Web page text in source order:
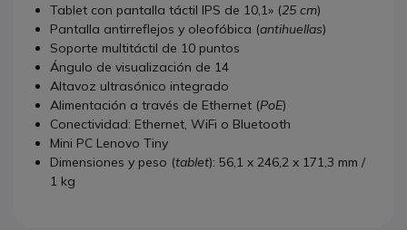
Tablet con pantalla táctil IPS de 10,1» (25 cm)
Pantalla antirreflejos y oleofóbica (antihuellas)
Soporte multitáctil de 10 puntos
Ángulo de visualización de 14
Altavoz ultrasónico integrado
Alimentación a través de Ethernet (PoE)
Conectividad: Ethernet, WiFi o Bluetooth
Mini PC Lenovo Tiny
Dimensiones y peso (tablet): 56,1 x 246,2 x 171,3 mm /
1 kg